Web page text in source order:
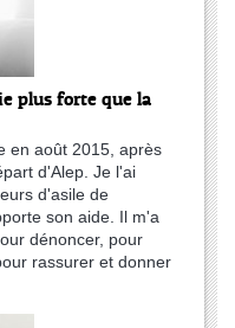
plus forte que la
en août 2015, après
d'Alep. Je l'ai
d'asile de
son aide. Il m'a
dénoncer, pour
rassurer et donner